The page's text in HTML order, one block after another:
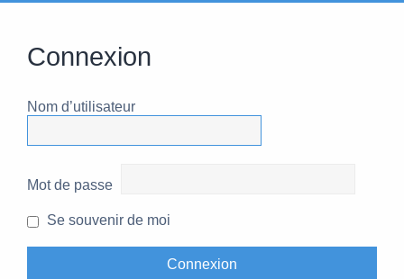
Connexion
Nom d’utilisateur
Mot de passe
Se souvenir de moi